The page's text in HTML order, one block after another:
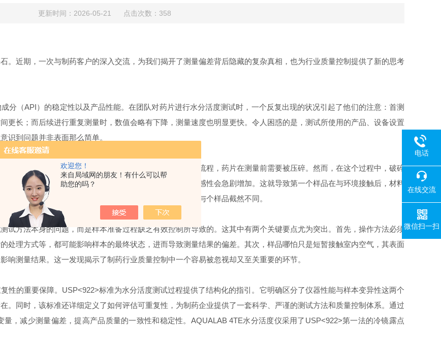
欢迎您！
来自局域网的朋友！有什么可以帮
助您的吗？
更新时间：2026-05-21 点击次数：358
。近期，一次与制药客户的深入交流，为我们揭开了测量偏差背后隐藏的复杂真相，也为行业质量控制提供了新的思考
分（API）的稳定性以及产品性能。在团队对药片进行水分活度测试时，一个反复出现的状况引起了他们的注意：首测
更长；而后续进行重复测量时，数值会略有下降，测量速度也明显更快。令人困惑的是，测试所使用的产品、设备设置
识到问题并非表面那么简单。
的可能性，将目光聚焦在了样本的处理方式上。按照标准流程，药片在测量前需要被压碎。然而，在这个过程中，破碎
制。原来，药片的片状结构一旦破裂，其对环境湿度的敏感性会急剧增加。这就导致第一个样品在与环境接触后，材料
对测量结果产生显著影响，从而使得后续样品的表现首与个样品截然不同。
试方法本身的问题，而是样本准备过程缺乏有效控制所导致的。这其中有两个关键要点尤为突出。首先，操作方法必须
处理方式等，都可能影响样本的最终状态，进而导致测量结果的偏差。其次，样品哪怕只是短暂接触室内空气，其表面
测量结果。这一发现揭示了制药行业质量控制中一个容易被忽视却又至关重要的环节。
性的重要保障。 USP<922>标准为水分活度测试过程提供了结构化的指引。它明确区分了仪器性能与样本变异性这两个
。同时，该标准还详细定义了如何评估可重复性，为制药企业提供了一套科学、严谨的测试方法和质量控制体系。通过
，减少测量偏差，提高产品质量的一致性和稳定性。 AQUALAB 4TE水分活度仪采用了 USP<922>第一法的冷镜露点
电话
在线交流
微信扫一扫